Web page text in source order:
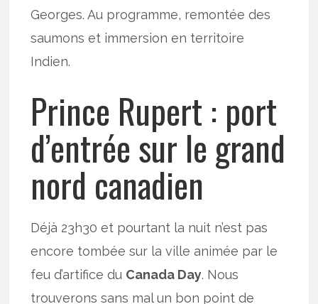
Georges. Au programme, remontée des
saumons et immersion en territoire
Indien.
Prince Rupert : port
d’entrée sur le grand
nord canadien
Déjà 23h30 et pourtant la nuit n’est pas
encore tombée sur la ville animée par le
feu d’artifice du Canada Day. Nous
trouverons sans mal un bon point de